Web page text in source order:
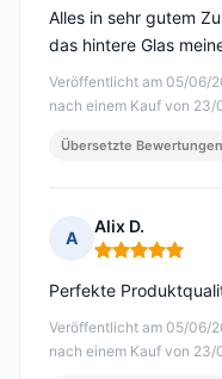
Veröffentlicht am 05/06/
nach einem Kauf von
Alles in sehr gutem
das hintere Glas
Übersetzte Bewertungen
A
Alix D.
Hinweis: 5 von 5
Veröffentlicht am 05/06/
nach einem Kauf von
Perfekte